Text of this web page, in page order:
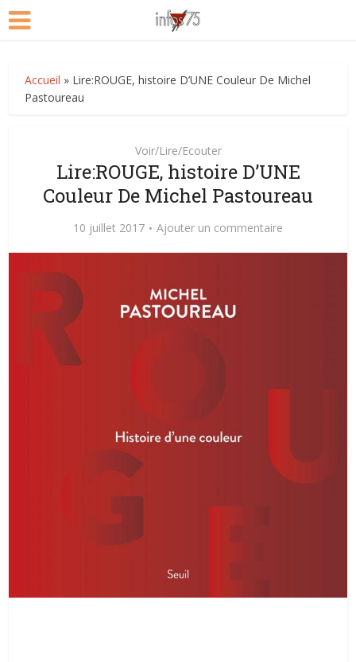
Accueil » Lire:ROUGE, histoire D’UNE Couleur De Michel
Pastoureau
Voir/Lire/Ecouter
Lire:ROUGE, histoire D’UNE
Couleur De Michel Pastoureau
10 juillet 2017 Ajouter un commentaire